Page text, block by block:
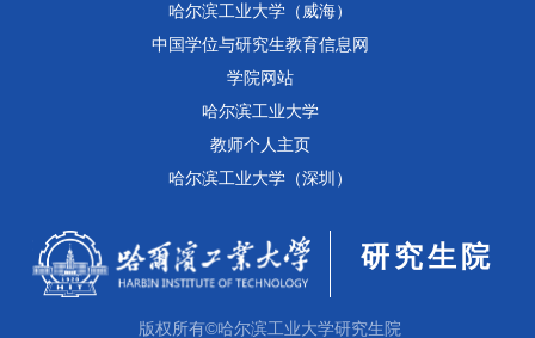
哈尔滨工业大学（威海）
中国学位与研究生教育信息网
学院网站
哈尔滨工业大学
教师个人主页
哈尔滨工业大学（深圳）
研究生院
版权所有©哈尔滨工业大学研究生院